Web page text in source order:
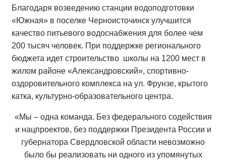
Благодаря возведению станции водоподготовки
«Южная» в поселке Черноисточинск улучшится
качество питьевого водоснабжения для более чем
200 тысяч человек. При поддержке регионального
бюджета идет строительство школы на 1200 мест в
жилом районе «Александровский», спортивно-
оздоровительного комплекса на ул. Фрунзе, крытого
катка, культурно-образовательного центра.
«Мы – одна команда. Без федерального содействия
и нацпроектов, без поддержки Президента России и
губернатора Свердловской области невозможно
было бы реализовать ни одного из упомянутых